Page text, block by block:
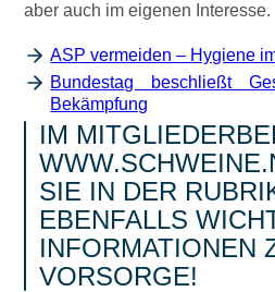
aber auch im eigenen Interesse.
ASP vermeiden – Hygiene
Bundestag beschließt
Bekämpfung
IM
SIE IN DER
EBENFALLS
INFORMATIONEN
VORSORGE!